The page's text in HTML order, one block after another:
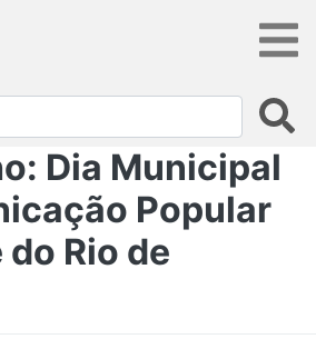
Dia Municipal
Popular
Rio de